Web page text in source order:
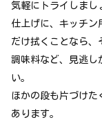
気軽にトライしまし
仕上げに、キッチン
だけ拭くことなら、
調味料など、見逃し
い。
ほかの段も片づけた
あります。